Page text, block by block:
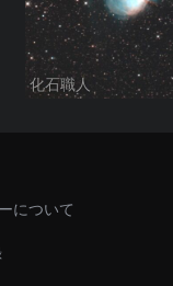
化石職人
について